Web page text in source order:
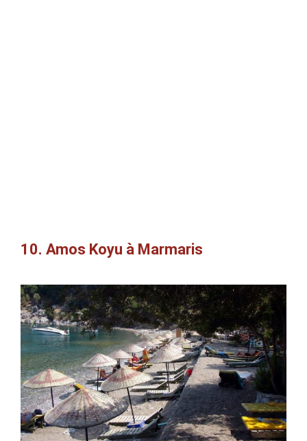
10. Amos Koyu à Marmaris